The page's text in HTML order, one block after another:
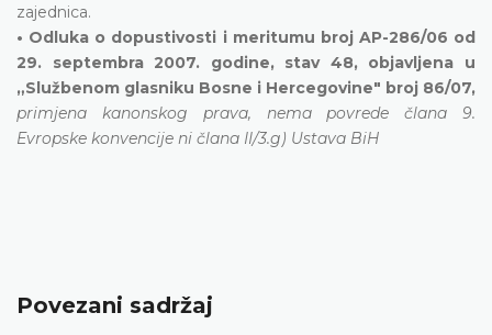
zajednica.
• Odluka o dopustivosti i meritumu broj AP-286/06 od
29. septembra 2007. godine, stav 48, objavljena u
„Službenom glasniku Bosne i Hercegovine" broj 86/07,
primjena kanonskog prava, nema povrede člana 9.
Evropske konvencije ni člana II/3.g) Ustava BiH
Povezani sadržaj